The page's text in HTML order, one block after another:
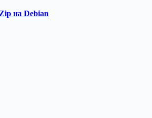
на Debian